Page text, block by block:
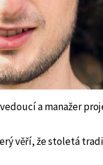
a manažer
věří, že stoletá